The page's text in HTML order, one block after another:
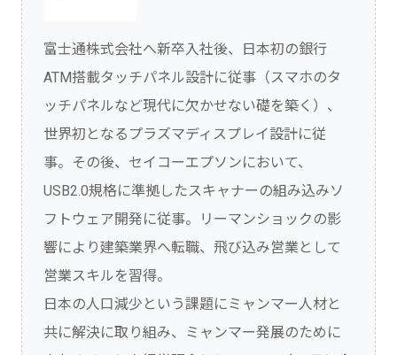
富士通株式会社へ新卒入社後、日本初の銀行
ATM搭載タッチパネル設計に従事（スマホのタ
ッチパネルなど現代に欠かせない礎を築く）、
世界初となるプラズマディスプレイ設計に従
事。その後、セイコーエプソンにおいて、
USB2.0規格に準拠したスキャナーの組み込みソ
フトウェア開発に従事。リーマンショックの影
響により建築業界へ転職、飛び込み営業として
営業スキルを習得。
日本の人口減少という課題にミャンマー人材と
共に解決に取り組み、ミャンマー発展のために